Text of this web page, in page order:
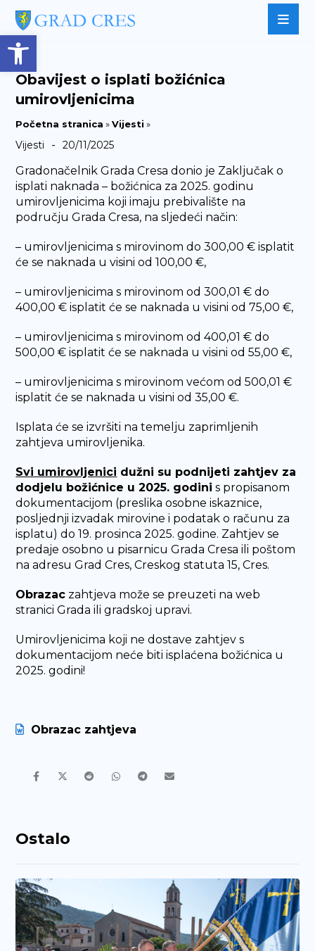
Open toolbar
Obavijest o isplati božićnica
umirovljenicima
Početna stranica »Vijesti »
Vijesti - 20/11/2025
Gradonačelnik Grada Cresa donio je Zaključak o
isplati naknada – božićnica za 2025. godinu
umirovljenicima koji imaju prebivalište na
području Grada Cresa, na sljedeći način:
– umirovljenicima s mirovinom do 300,00 € isplatit
će se naknada u visini od 100,00 €,
– umirovljenicima s mirovinom od 300,01 € do
400,00 € isplatit će se naknada u visini od 75,00 €,
– umirovljenicima s mirovinom od 400,01 € do
500,00 € isplatit će se naknada u visini od 55,00 €,
– umirovljenicima s mirovinom većom od 500,01 €
isplatit će se naknada u visini od 35,00 €.
Isplata će se izvršiti na temelju zaprimljenih
zahtjeva umirovljenika.
Svi umirovljenici dužni su podnijeti zahtjev za
dodjelu božićnice u 2025. godini s propisanom
dokumentacijom (preslika osobne iskaznice,
posljednji izvadak mirovine i podatak o računu za
isplatu) do 19. prosinca 2025. godine. Zahtjev se
predaje osobno u pisarnicu Grada Cresa ili poštom
na adresu Grad Cres, Creskog statuta 15, Cres.
Obrazac zahtjeva može se preuzeti na web
stranici Grada ili gradskoj upravi.
Umirovljenicima koji ne dostave zahtjev s
dokumentacijom neće biti isplaćena božićnica u
2025. godini!
Obrazac zahtjeva
Ostalo